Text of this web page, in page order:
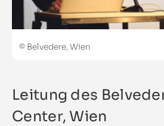
© Belvedere, Wien
Leitung des
Center, Wien